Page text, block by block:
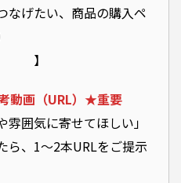
なげたい、商品の購入ペ
】
動画（URL）★重要
雰囲気に寄せてほしい」
ら、1〜2本URLをご提示